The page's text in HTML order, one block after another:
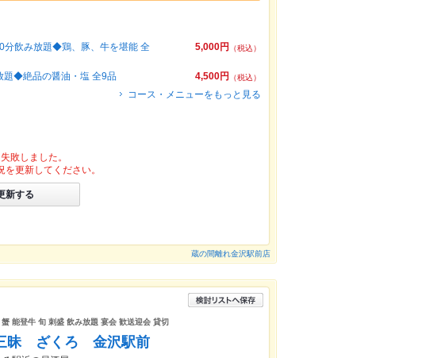
5,000円
（税込）
分飲み放題◆鶏、豚、牛を堪能 全
4,500円
（税込）
題◆絶品の醤油・塩 全9品
コース・メニューをもっと見る
敗しました。
更新してください。
新する
蔵の間離れ金沢駅前店
能登牛 旬 刺盛 飲み放題 宴会 歓送迎会 貸切
昧 ざくろ 金沢駅前